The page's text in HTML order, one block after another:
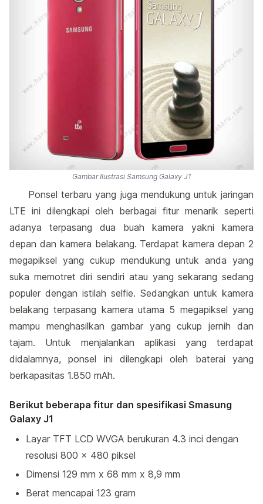
Gambar Ilustrasi Samsung Galaxy J1
Ponsel terbaru yang juga mendukung untuk jaringan
LTE ini dilengkapi oleh berbagai fitur menarik seperti
adanya terpasang dua buah kamera yakni kamera
depan dan kamera belakang. Terdapat kamera depan 2
megapiksel yang cukup mendukung untuk anda yang
suka memotret diri sendiri atau yang sekarang sedang
populer dengan istilah selfie. Sedangkan untuk kamera
belakang terpasang kamera utama 5 megapiksel yang
mampu menghasilkan gambar yang cukup jernih dan
tajam. Untuk menjalankan aplikasi yang terdapat
didalamnya, ponsel ini dilengkapi oleh baterai yang
berkapasitas 1.850 mAh.
Berikut beberapa fitur dan spesifikasi Smasung
Galaxy J1
Layar TFT LCD WVGA berukuran 4.3 inci dengan
resolusi 800 x 480 piksel
Dimensi 129 mm x 68 mm x 8,9 mm
Berat mencapai 123 gram